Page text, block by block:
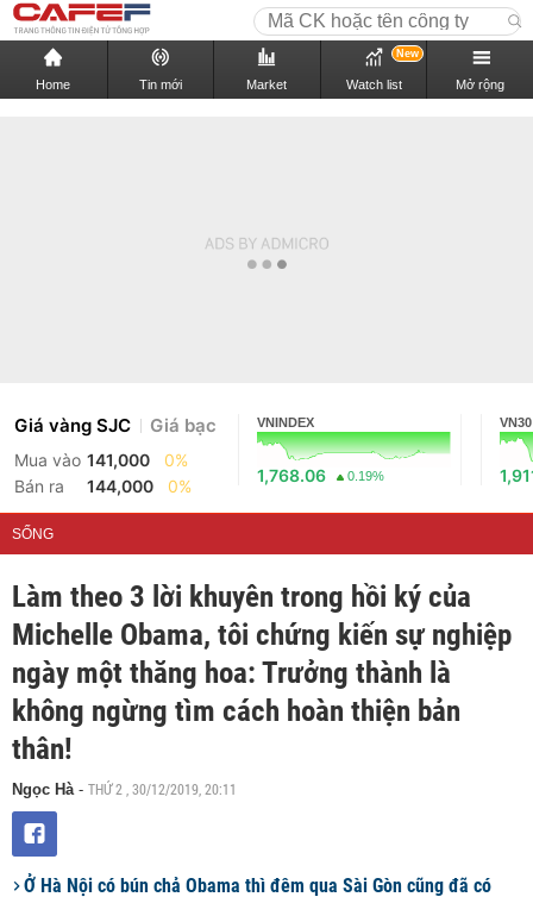
Home Tin mới Market Watch list
New
Mở rộng
Giá vàng SJC Giá bạc
Mua vào 141,000
0%
Bán ra
144,000 0%
VNINDEX
1,768.06 0.19%
VN30
SỐNG
Làm theo 3 lời khuyên trong hồi ký của
Michelle Obama, tôi chứng kiến sự nghiệp
ngày một thăng hoa: Trưởng thành là
không ngừng tìm cách hoàn thiện bản
thân!
Ngọc Hà- THỨ 2 , 30/12/2019, 20:11
Ở Hà Nội có bún chả Obama thì đêm qua Sài Gòn cũng đã có